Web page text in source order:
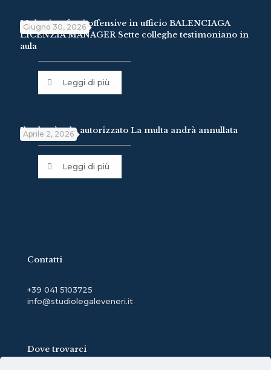
Giugno 30, 2026
Molestie e frasi offensive in ufficio BALENCIAGA
LICENZIA MANAGER Sette colleghe testimoniano in
aula
Leggi di più
Aprile 2, 2026
Il velox è solo autorizzato La multa andrà annullata
Leggi di più
Contatti
+39 041 5103725
info@studiolegaleveneri.it
Dove trovarci